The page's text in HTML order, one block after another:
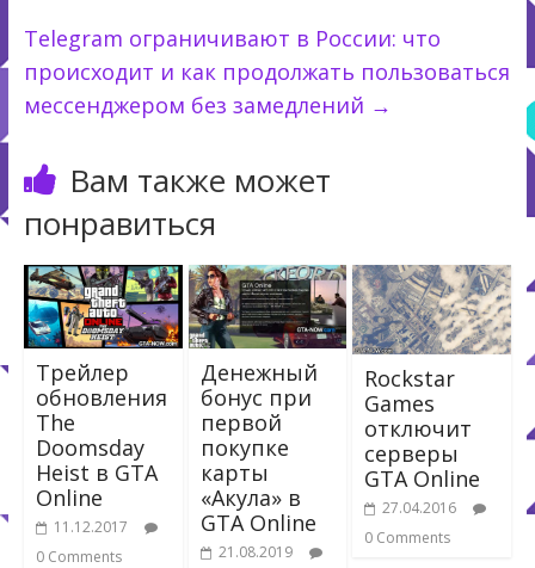
Telegram ограничивают в России: что
происходит и как продолжать пользоваться
мессенджером без замедлений →
Вам также может
понравиться
Трейлер
обновления
The
Doomsday
Heist в GTA
Online
11.12.2017
0 Comments
Денежный
бонус при
первой
покупке
карты
«Акула» в
GTA Online
21.08.2019
Rockstar
Games
отключит
серверы
GTA Online
27.04.2016
0 Comments